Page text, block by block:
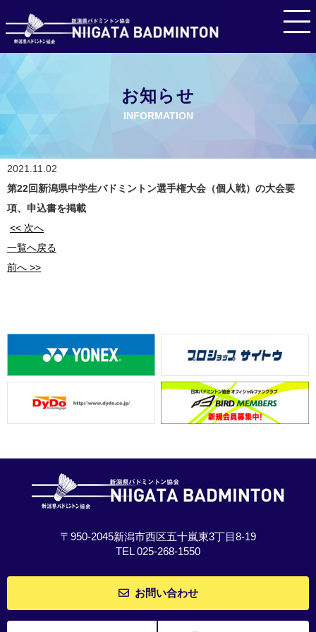
お知らせ
INFORMATION
2021.11.02
第22回新潟県中学生バドミントン選手権大会（個人戦）の大会要
項、申込書を掲載
<< 次へ
一覧へ戻る
前へ >>
〒950-2045新潟市西区五十嵐東3丁目8-19
TEL 025-268-1550
お問い合わせ